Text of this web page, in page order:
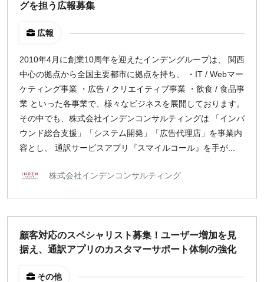
地域
東京
名古屋
京都
福岡
募集状況
募集中のみ表示
¥2,000 ¥3,000 ¥4,000 ¥5,000〜
グを担う広報募集
広報
2010年4月に創業10周年を迎えたインデングループは、 関西
中心の拠点から全国主要都市に拠点を持ち、 ・IT / Webマー
ケティング事業 ・広告 / クリエイティブ事業 ・飲食 / 食品事
業 といった各事業で、様々なビジネスを展開しております。
その中でも、株式会社インデンコンサルティングは 「インバ
ウンド総合支援」「システム開発」「広告代理店」を事業内
容とし、 通訳サービスアプリ『スマイルコール』を手が...
株式会社インデンコンサルティング
顧客対応のスペシャリスト募集！ユーザー増加を見
据え、通訳アプリのカスタマーサポート体制の強化
その他